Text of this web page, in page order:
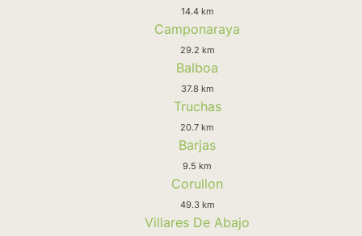
14.4 km
Camponaraya
29.2 km
Balboa
37.8 km
Truchas
20.7 km
Barjas
9.5 km
Corullon
49.3 km
Villares De Abajo